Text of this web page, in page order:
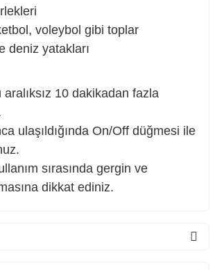
voleybol gibi toplar
deniz yatakları
10 dakikadan fazla
ulaşıldığında On/Off düğmesi ile
sırasında gergin ve
dikkat ediniz.